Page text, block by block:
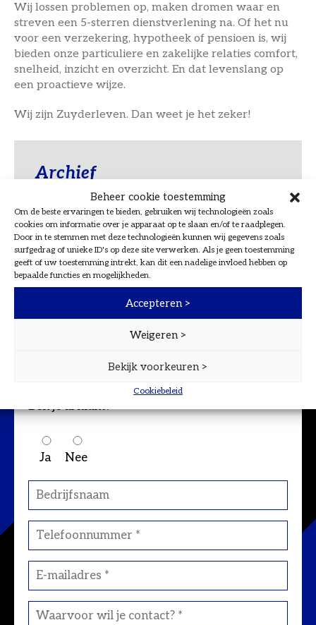
Beheer cookie toestemming
Om de beste ervaringen te bieden, gebruiken wij technologieën zoals
cookies om informatie over je apparaat op te slaan en/of te raadplegen.
Door in te stemmen met deze technologieën kunnen wij gegevens zoals
surfgedrag of unieke ID's op deze site verwerken. Als je geen toestemming
geeft of uw toestemming intrekt, kan dit een nadelige invloed hebben op
bepaalde functies en mogelijkheden.
Accepteren >
Weigeren >
Bekijk voorkeuren >
Cookiebeleid
Wij lossen problemen op, maken dromen waar en
streven een 5-sterren dienstverlening na. Of het nu
voor een verzekering, hypotheek of pensioen is, wij
bieden onze particuliere en zakelijke relaties comfort,
snelheid, inzicht en overzicht. En dat levenslang op
een proactieve wijze.
Wij zijn Zuyderleven. Dan weet je het zeker!
Archief
Energieopslag voor je bedrijf? Dit moet je
weten over risico’s
Direct contact
Ben je al klant? *
Ja Nee